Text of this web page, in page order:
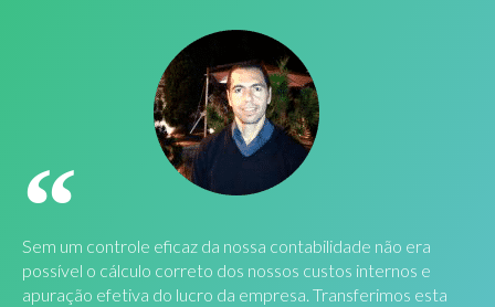
Sem um controle eficaz da nossa contabilidade não era
possível o cálculo correto dos nossos custos internos e
apuração efetiva do lucro da empresa. Transferimos esta